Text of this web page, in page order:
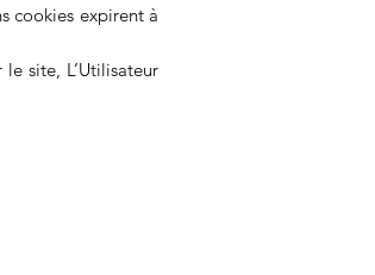
cookies expirent à
site, L’Utilisateur